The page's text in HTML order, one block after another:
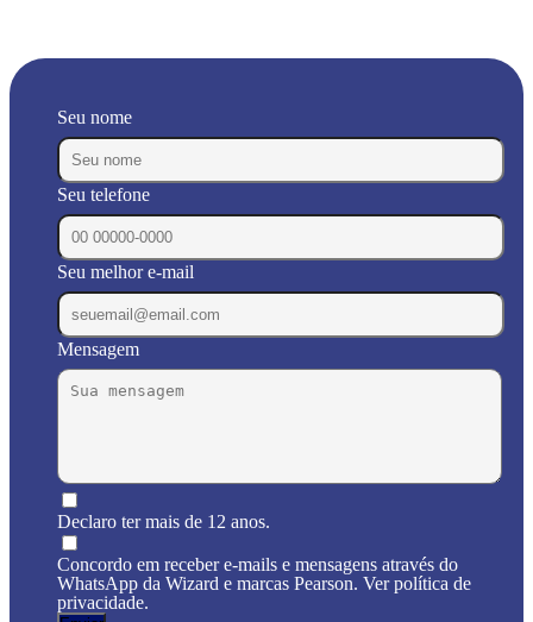
Seu nome
Seu telefone
Seu melhor e-mail
Mensagem
Declaro ter mais de 12 anos.
Concordo em receber e-mails e mensagens através do
WhatsApp da Wizard e marcas Pearson. Ver política de
privacidade.